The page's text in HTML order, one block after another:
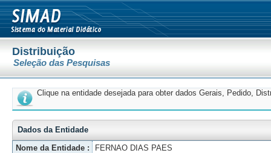
Distribuição
Seleção das Pesquisas
Clique na entidade desejada para obter dados Gerais, Pedido,
Dados da Entidade
Nome da Entidade :
FERNAO DIAS PAES